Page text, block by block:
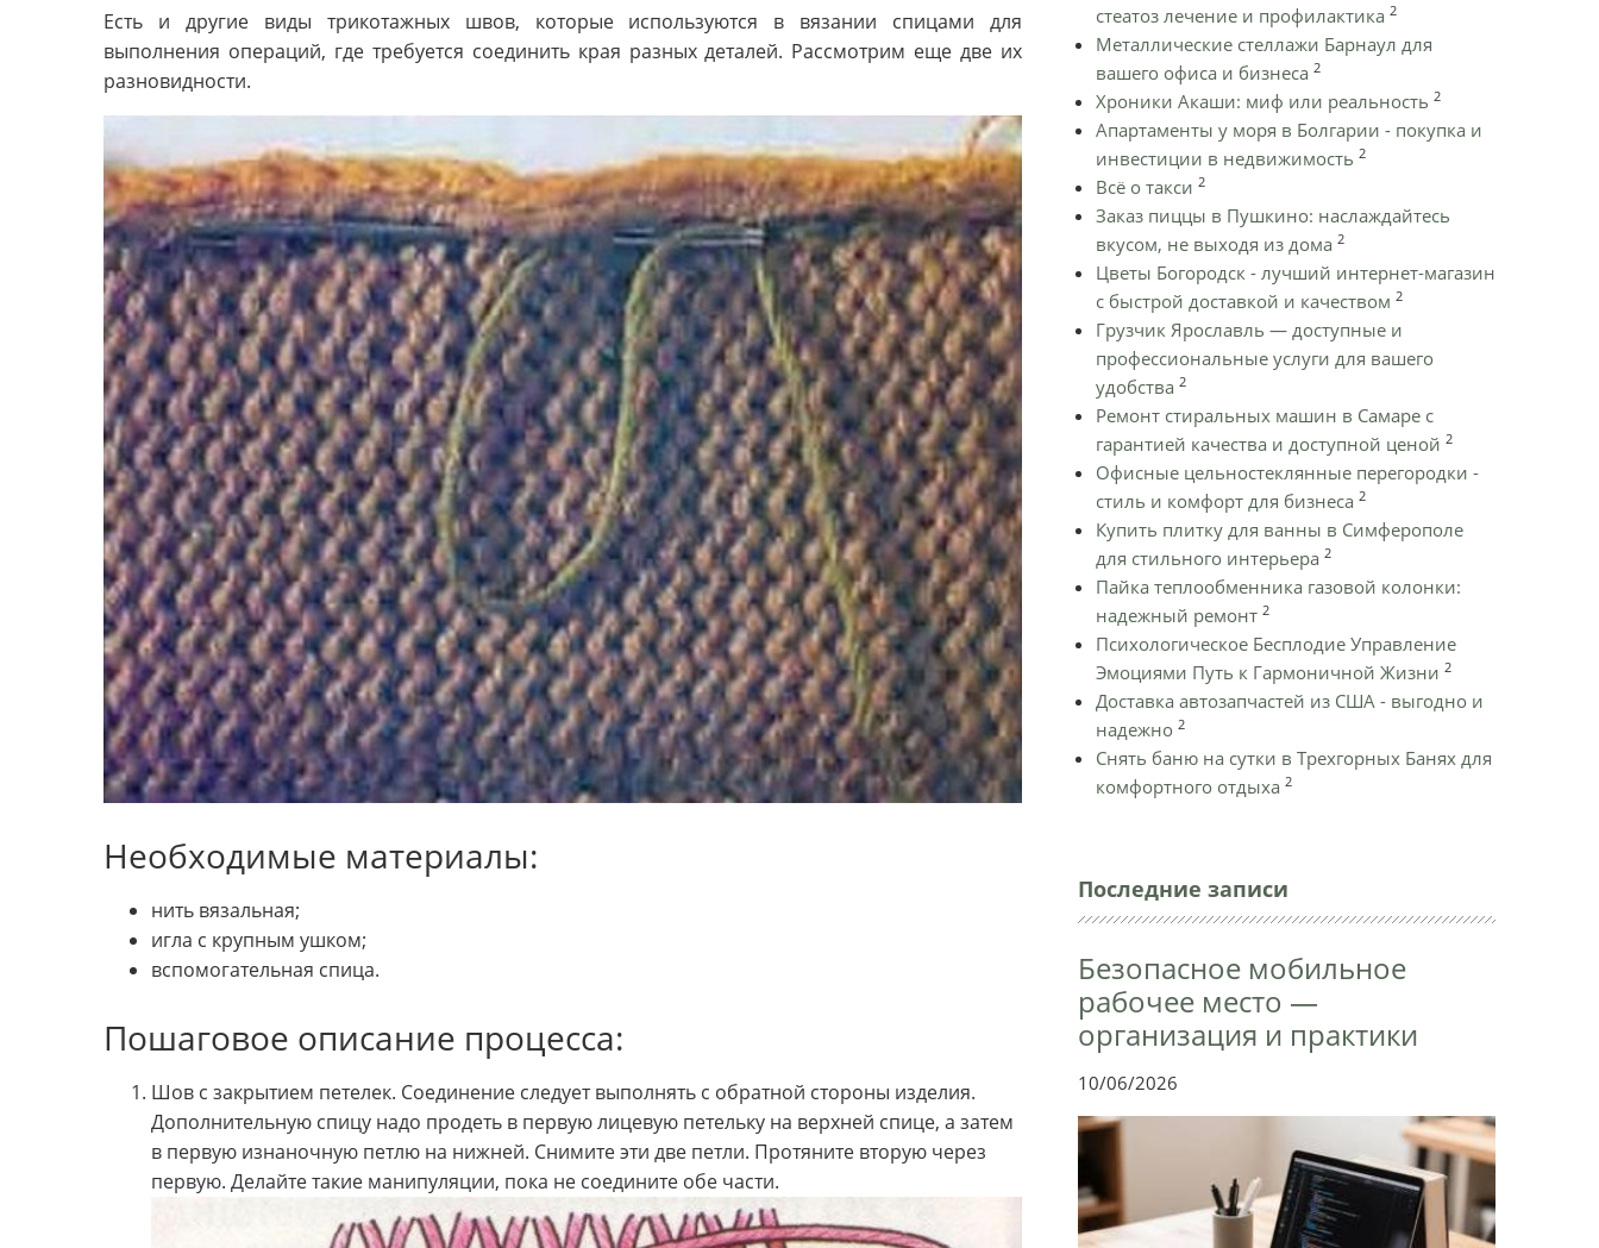
Есть и другие виды трикотажных швов, которые используются в вязании спицами для
выполнения операций, где требуется соединить края разных деталей. Рассмотрим еще две их
разновидности.
Необходимые материалы:
нить вязальная;
игла с крупным ушком;
вспомогательная спица.
Пошаговое описание процесса:
Шов с закрытием петелек. Соединение следует выполнять с обратной стороны изделия.
Дополнительную спицу надо продеть в первую лицевую петельку на верхней спице, а затем
в первую изнаночную петлю на нижней. Снимите эти две петли. Протяните вторую через
первую. Делайте такие манипуляции, пока не соедините обе части.
стеатоз лечение и профилактика 2
Металлические стеллажи Барнаул для
вашего офиса и бизнеса 2
Хроники Акаши: миф или реальность 2
Апартаменты у моря в Болгарии - покупка и
инвестиции в недвижимость 2
Всё о такси 2
Заказ пиццы в Пушкино: наслаждайтесь
вкусом, не выходя из дома 2
Цветы Богородск - лучший интернет-магазин
с быстрой доставкой и качеством 2
Грузчик Ярославль — доступные и
профессиональные услуги для вашего
удобства 2
Ремонт стиральных машин в Самаре с
гарантией качества и доступной ценой 2
Офисные цельностеклянные перегородки -
стиль и комфорт для бизнеса 2
Купить плитку для ванны в Симферополе
для стильного интерьера 2
Пайка теплообменника газовой колонки:
надежный ремонт 2
Психологическое Бесплодие Управление
Эмоциями Путь к Гармоничной Жизни 2
Доставка автозапчастей из США - выгодно и
надежно 2
Снять баню на сутки в Трехгорных Банях для
комфортного отдыха 2
Последние записи
Безопасное мобильное
рабочее место —
организация и практики
10/06/2026